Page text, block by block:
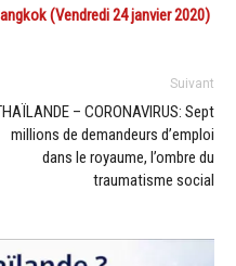
(Vendredi 24 janvier 2020)
Suivant
– CORONAVIRUS: Sept
millions de demandeurs d’emploi
dans le royaume, l’ombre du
traumatisme social